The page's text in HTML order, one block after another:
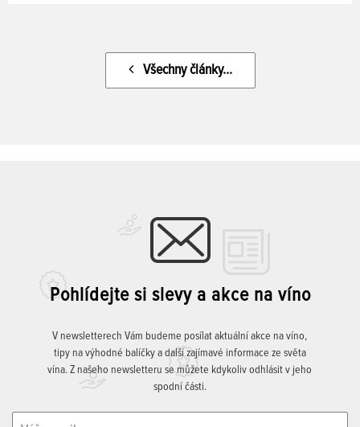
Všechny články...
Pohlídejte si slevy a akce na víno
V newsletterech Vám budeme posílat aktuální akce na víno,
tipy na výhodné balíčky a další zajímavé informace ze světa
vína. Z našeho newsletteru se můžete kdykoliv odhlásit v jeho
spodní části.